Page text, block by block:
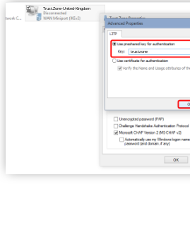
Trust.Zone-United-Kingdom
trustzone